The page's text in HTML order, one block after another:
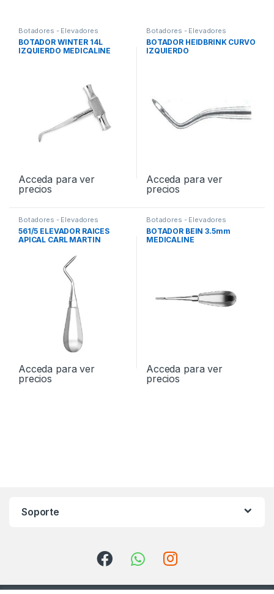
Botadores - Elevadores
BOTADOR WINTER 14L
IZQUIERDO MEDICALINE
Acceda para ver
precios
Botadores - Elevadores
BOTADOR HEIDBRINK CURVO
IZQUIERDO
Acceda para ver
precios
Botadores - Elevadores
561/5 ELEVADOR RAICES
APICAL CARL MARTIN
Acceda para ver
precios
Botadores - Elevadores
BOTADOR BEIN 3.5mm
MEDICALINE
Acceda para ver
precios
Soporte